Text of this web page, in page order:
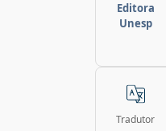
Editora
Unesp
Tradutor